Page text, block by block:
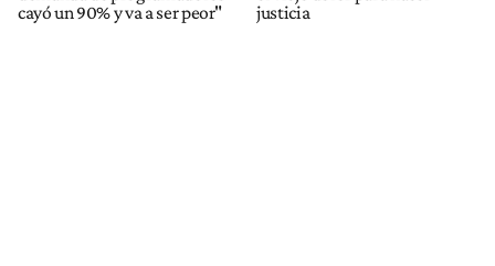
cayó un 90% y va a ser peor"
justicia